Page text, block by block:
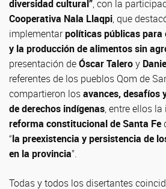
diversidad cultural”, con la
Cooperativa Nala Llaqpi, que
implementarpolíticas públicas para
y la producción de alimentos sin
presentación deÓscar Taleroy
referentes de los pueblos Qom de
compartieron losavances, desafíos
de derechos indígenas, entre ellos
reforma constitucional de Santa Fe
“la preexistencia y persistencia de
en la provincia”.
Todas y todos los disertantes